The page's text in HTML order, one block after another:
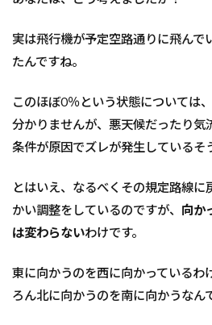
実は飛行機が予定空路通りに飛んで
たんですね。
このほぼ0％という状態については
分かりませんが、悪天候だったり気
条件が原因でズレが発生しているそ
とはいえ、なるべくその規定路線に
かい調整をしているのですが、 向か
は変わらないわけです。
東に向かうのを西に向かっているわ
ろん北に向かうのを南に向かうなん